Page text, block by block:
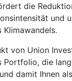
die
und
Klimawandels.
von Union
Portfolio, die
damit Ihnen